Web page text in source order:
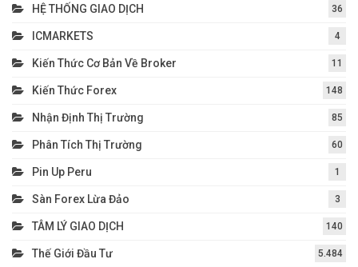
HỆ THỐNG GIAO DỊCH 36
ICMARKETS 4
Kiến Thức Cơ Bản Về Broker 11
Kiến Thức Forex 148
Nhận Định Thị Trường 85
Phân Tích Thị Trường 60
Pin Up Peru 1
Sàn Forex Lừa Đảo 3
TÂM LÝ GIAO DỊCH 140
Thế Giới Đầu Tư 5.484